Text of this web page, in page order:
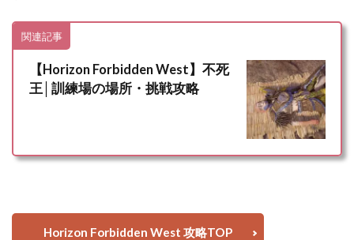
関連記事
【Horizon Forbidden West】不死
王│訓練場の場所・挑戦攻略
Horizon Forbidden West 攻略TOP